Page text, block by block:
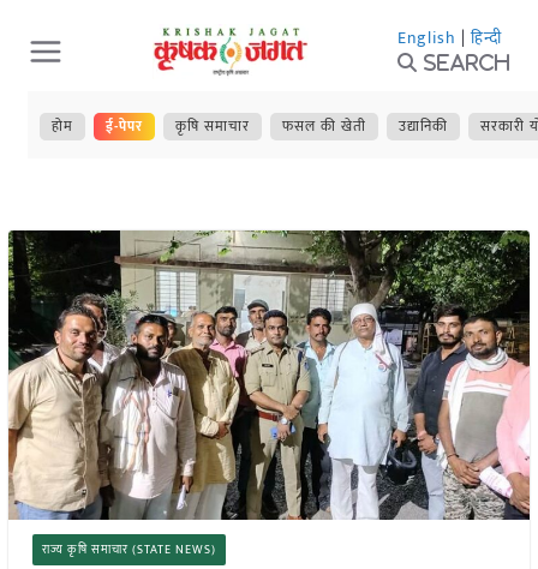
Skip
to
content
English | हिन्दी
Search
होम ई-पेपर कृषि समाचार फसल की खेती उद्यानिकी सरकारी
राज्य कृषि समाचार (STATE NEWS)